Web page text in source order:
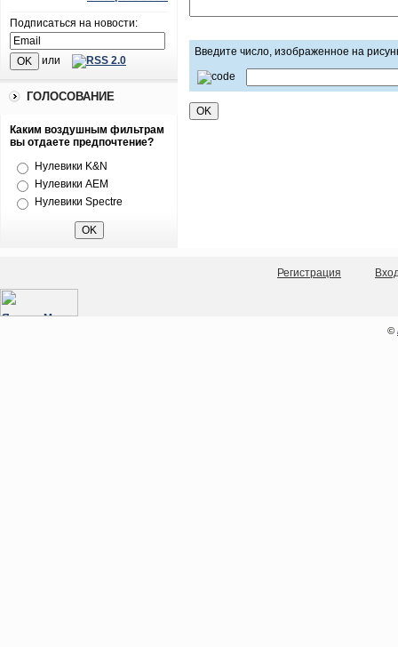
Подписаться на новости:
или
ГОЛОСОВАНИЕ
Каким воздушным фильтрам
вы отдаете предпочтение?
Нулевики K&N
Нулевики AEM
Нулевики Spectre
Введите число, изображенное на
Регистрация
©